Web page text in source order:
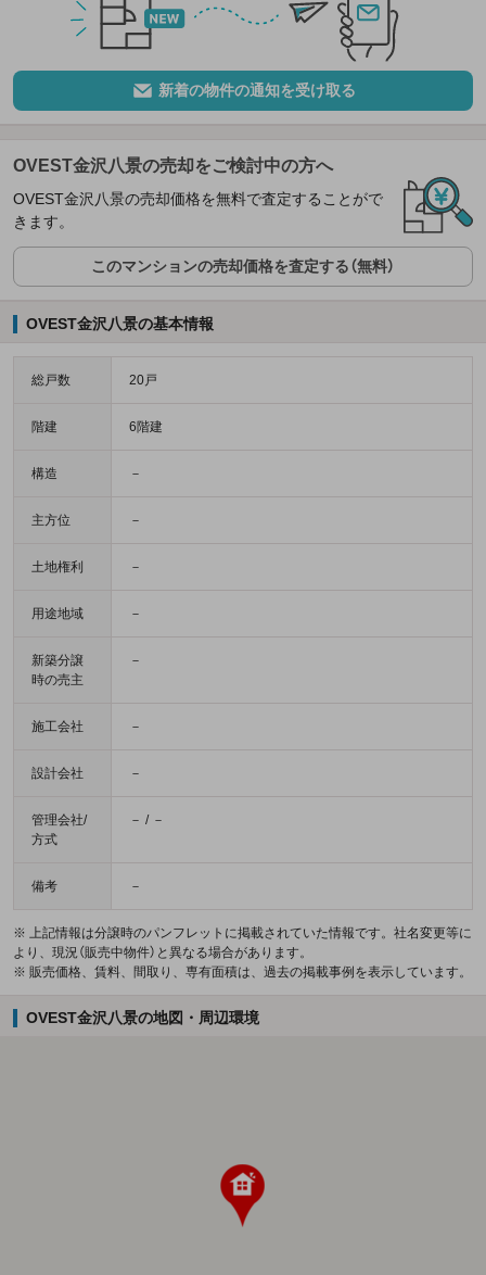
新着の物件の通知を受け取る
OVEST金沢八景の売却をご検討中の方へ
OVEST金沢八景の売却価格を無料で査定することがで
きます。
このマンションの売却価格を査定する（無料）
OVEST金沢八景の基本情報
総戸数 20戸
階建 6階建
構造 －
主方位 －
土地権利 －
用途地域 －
新築分譲
時の売主
－
施工会社 －
設計会社 －
管理会社/
方式
－ / －
備考 －
※ 上記情報は分譲時のパンフレットに掲載されていた情報です。社名変更等に
より、現況（販売中物件）と異なる場合があります。
※ 販売価格、賃料、間取り、専有面積は、過去の掲載事例を表示しています。
OVEST金沢八景の地図・周辺環境